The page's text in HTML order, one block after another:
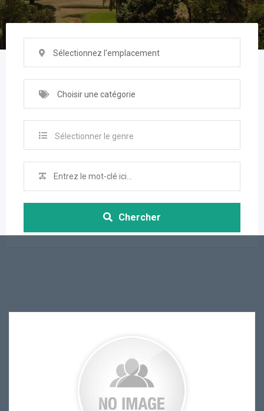
Sélectionnez l'emplacement
Choisir une catégorie
Sélectionner le genre
Chercher